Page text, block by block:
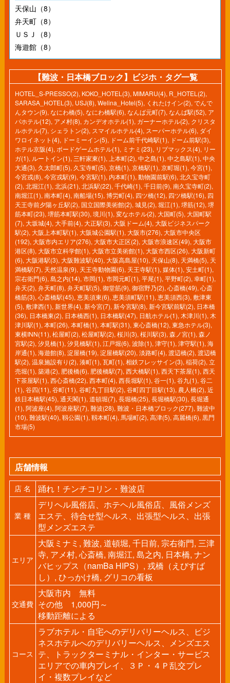
天保山（8）
弁天町（8）
ＵＳＪ（8）
海遊館（8）
【難波・日本橋ブロック】ビジホ・タグ一覧
HOTEL_S-PRESSO(2), KOKO_HOTEL(3), MIMARU(4), R_HOTEL(2),
SARASA_HOTEL(3), USJ(8), Welina_Hotel(5), くれたけイン(2), でんで
んタウン(9), なにわ橋(5), なにわ橋駅(6), なんば元町(7), なんば駅(52), ア
パホテル(12), アメ村(8), カンデオホテル(1), ガーナーホテル(2), クリスタ
ルホテル(7), シェラトン(2), スマイルホテル(4), スーパーホテル(6), ダイ
ワロイネット(4), ドーミーイン(5), ドーム前千代崎駅(1), ドーム前駅(3),
ホテル京阪(4), ボードゲームホテル(1), ミナミ(23), リブマックス(4), リー
ガ(1), ルートイン(1), 三軒家東(1), 上本町(2), 中之島(1), 中之島駅(1), 中央
大通(3), 久太郎町(5), 久宝寺町(5), 京橋(1), 京橋駅(1), 京町堀(1), 今宮(1),
今宮戎(8), 今宮戎駅(9), 今宮駅(1), 内本町(1), 動物園前駅(6), 北久宝寺町
(2), 北堀江(1), 北浜(21), 北浜駅(22), 千代崎(1), 千日前(9), 南久宝寺町(2),
南堀江(1), 南本町(4), 南船場(15), 博労町(4), 四ツ橋(12), 四ツ橋駅(16), 四
天王寺前夕陽ヶ丘駅(2), 国立国際美術館(2), 城見(2), 堀江(1), 堺筋(12), 堺
筋本町(23), 堺筋本町駅(30), 境川(1), 変なホテル(2), 大国町(5), 大国町駅
(7), 大坂城(4), 大手前(4), 大正駅(3), 大阪ドーム(4), 大阪ビジネスパーク
駅(2), 大阪上本町駅(1), 大阪城公園駅(1), 大阪市(276), 大阪市中央区
(192), 大阪市内エリア(276), 大阪市大正区(2), 大阪市浪速区(49), 大阪市
港区(8), 大阪市立科学館(1), 大阪市立美術館(1), 大阪市西区(26), 大阪新町
(6), 大阪港駅(3), 大阪難波駅(40), 大阪高島屋(10), 天保山(8), 天満橋(5), 天
満橋駅(7), 天然温泉(9), 天王寺動物園(6), 天王寺駅(1), 媒体(1), 安土町(1),
宗右衛門(6), 島之内(14), 市岡(1), 市岡元町(1), 平尾(1), 平野町(2), 幸町(1),
弁天(2), 弁天町(8), 弁天町駅(5), 御堂筋(9), 御宿野乃(2), 心斎橋(49), 心斎
橋筋(3), 心斎橋駅(45), 恵美須東(6), 恵美須町駅(11), 恵美須西(3), 敷津東
(5), 敷津西(1), 新世界(4), 新今宮(7), 新今宮駅(8), 新今宮駅前駅(2), 日本橋
(36), 日本橋東(2), 日本橋西(1), 日本橋駅(47), 日航ホテル(1), 木津川(1), 木
津川駅(1), 本町(26), 本町橋(1), 本町駅(31), 東心斎橋(12), 東急ホテル(3),
東横INN(11), 松屋町(2), 松屋町駅(2), 桜川(3), 桜川駅(3), 森ノ宮(1), 森ノ
宮駅(2), 汐見橋(1), 汐見橋駅(1), 江戸堀(6), 波除(1), 津守(1), 津守駅(1), 海
岸通(1), 海遊館(8), 淀屋橋(19), 淀屋橋駅(20), 淡路町(4), 渡辺橋(2), 渡辺橋
駅(2), 温泉施設有り(2), 湊町(1), 瓦町(1), 相鉄フレッサイン(3), 稲荷(2), 立
売堀(1), 築港(2), 肥後橋(6), 肥後橋駅(7), 西大橋駅(1), 西天下茶屋(1), 西天
下茶屋駅(1), 西心斎橋(22), 西本町(4), 西長堀駅(1), 谷一(1), 谷九(1), 谷二
(1), 谷四(11), 谷町(11), 谷町九丁目駅(2), 谷町四丁目駅(13), 農人橋(2), 近
鉄日本橋駅(45), 通天閣(1), 道頓堀(7), 長堀橋(25), 長堀橋駅(30), 長堀通
(1), 阿波座(4), 阿波座駅(7), 難波(28), 難波・日本橋ブロック(277), 難波中
(10), 難波駅(40), 靱公園(1), 靱本町(4), 馬場町(2), 高津(5), 高麗橋(6), 黒門
市場(5)
店舗情報
店 名 踊れ！チンチコリン・難波店
業 種
デリヘル風俗店、ホテヘル風俗店、風俗メンズ
エステ、待合せ型ヘルス、出張型ヘルス、出張
型メンズエステ
エリア
大阪ミナミ, 難波, 道頓堀, 千日前, 宗右衛門, 三津
寺, アメ村, 心斎橋, 南堀江, 島之内, 日本橋, ナン
バヒップス（namBa HIPS）, 戎橋（えびすば
し）, ひっかけ橋, グリコの看板
交通費
大阪市内 無料
その他 1,000円～
移動距離による
コース
ラブホテル・自宅へのデリバリーヘルス、ビジ
ネスホテルへのデリバリーヘルス、メンズエス
テ、トラックターミナル・インター・サービス
エリアでの車内プレイ、３Ｐ・４Ｐ乱交プレ
イ・複数プレイなど